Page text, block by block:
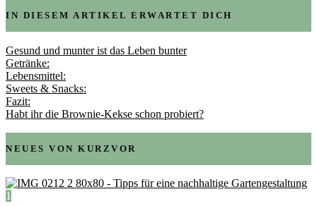
IN DIESEM ARTIKEL ERWARTET DICH
Gesund und munter ist das Leben bunter
Getränke:
Lebensmittel:
Sweets & Snacks:
Fazit:
Habt ihr die Brownie-Kekse schon probiert?
NEUES VON KURZVOR
1